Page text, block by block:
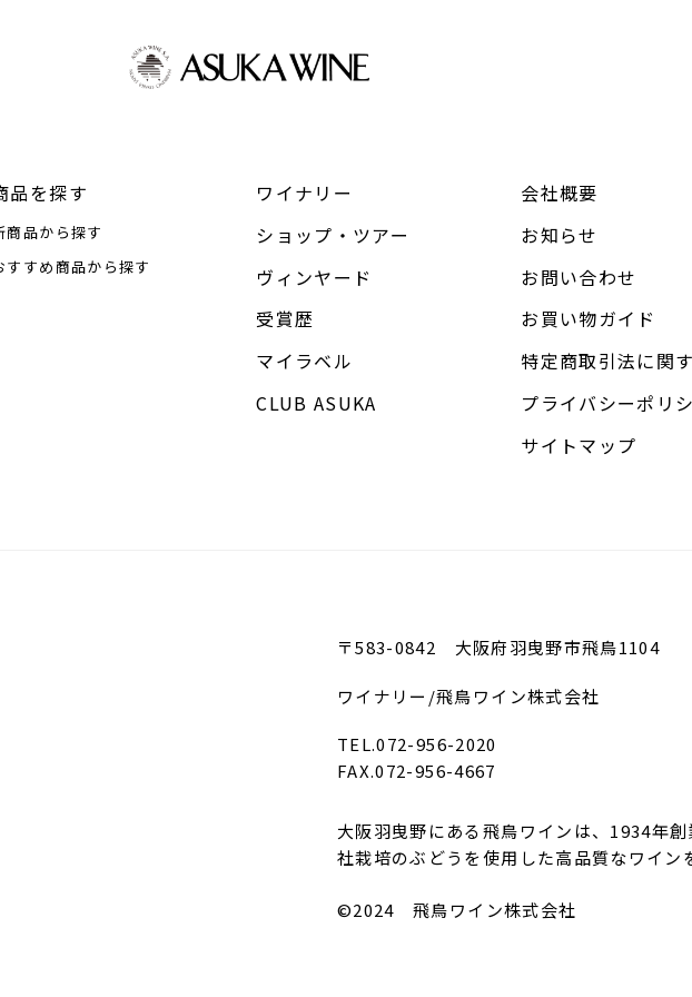
品を探す
商品から探す
すすめ商品から探す
ワイナリー
ショップ・ツアー
ヴィンヤード
受賞歴
マイラベル
CLUB ASUKA
会社概要
お知らせ
お問い合わせ
お買い物ガイド
特定商取引法に関
プライバシーポリ
サイトマップ
〒583-0842 大阪府羽曳野市飛鳥1104
ワイナリー/飛鳥ワイン株式会社
TEL.072-956-2020
FAX.072-956-4667
大阪羽曳野にある飛鳥ワインは、1934年
社栽培のぶどうを使用した高品質なワイン
©2024 飛鳥ワイン株式会社